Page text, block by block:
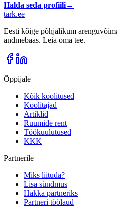
Halda seda profiili→
tark.ee
Eesti kõige põhjalikum
andmebaas. Leia oma tee.
Õppijale
Kõik koolitused
Koolitajad
Artiklid
Ruumide rent
Töökuulutused
KKK
Partnerile
Miks liituda?
Lisa sündmus
Hakka partneriks
Partneri töölaud